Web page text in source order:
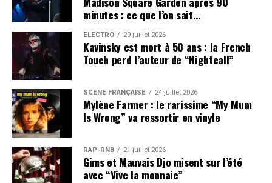
minutes : ce que l’on sait…
ÉLECTRO 29 juillet 2026
Kavinsky est mort à 50 ans : la French
Touch perd l’auteur de “Nightcall”
SCÈNE FRANÇAISE 24 juillet 2026
Mylène Farmer : le rarissime “My Mum
Is Wrong” va ressortir en vinyle
RAP-RNB 21 juillet 2026
Gims et Mauvais Djo misent sur l’été
avec “Vive la monnaie”